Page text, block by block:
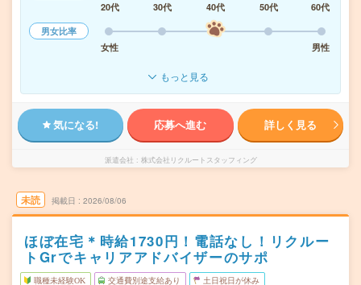
20代
30代 40代 50代
60代
男女比率
女性
男性
もっと見る
気になる! 応募へ進む 詳しく見る
派遣会社 株式会社リクルートスタッフィング
未読 掲載日 2026/08/06
ほぼ在宅＊時給1730円！電話なし！リクルー
トGrでキャリアアドバイザーのサポ
職種未経験OK 交通費別途支給あり 土日祝日が休み